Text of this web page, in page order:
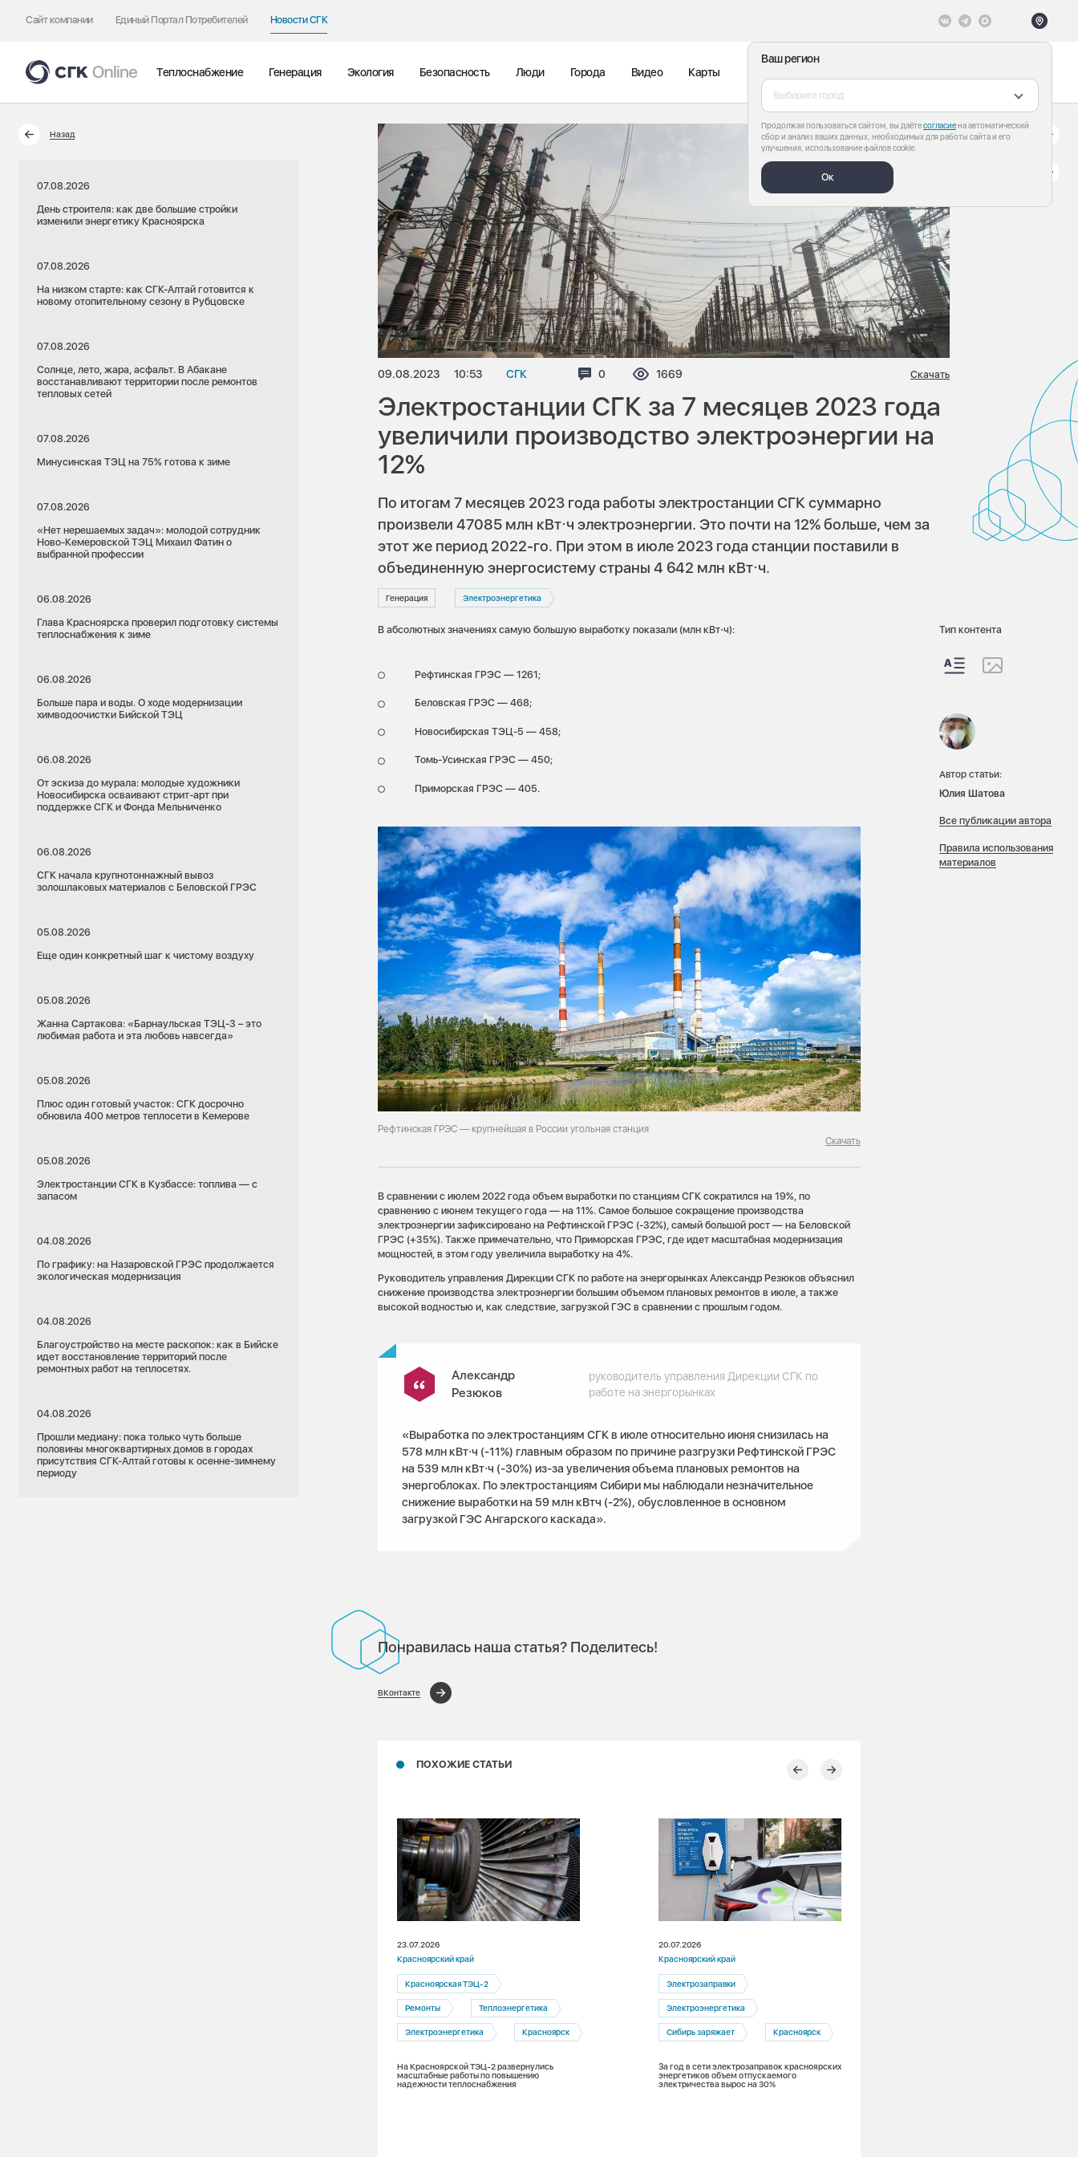
Сайт компании Единый Портал Потребителей Новости СГК
Ваш регион
Выберите город
Продолжая пользоваться сайтом, вы даётесогласиена автоматический
сбор и анализ ваших данных, необходимых для работы сайта и его
улучшения, использование файлов cookie.
Ок
Теплоснабжение Генерация Экология Безопасность Люди Города Видео Карты
Назад
07.08.2026
День строителя: как две большие стройки
изменили энергетику Красноярска
07.08.2026
На низком старте: как СГК-Алтай готовится к
новому отопительному сезону в Рубцовске
07.08.2026
Солнце, лето, жара, асфальт. В Абакане
восстанавливают территории после ремонтов
тепловых сетей
07.08.2026
Минусинская ТЭЦ на 75% готова к зиме
07.08.2026
«Нет нерешаемых задач»: молодой сотрудник
Ново-Кемеровской ТЭЦ Михаил Фатин о
выбранной профессии
06.08.2026
Глава Красноярска проверил подготовку системы
теплоснабжения к зиме
06.08.2026
Больше пара и воды. О ходе модернизации
химводоочистки Бийской ТЭЦ
06.08.2026
От эскиза до мурала: молодые художники
Новосибирска осваивают стрит-арт при
поддержке СГК и Фонда Мельниченко
06.08.2026
СГК начала крупнотоннажный вывоз
золошлаковых материалов с Беловской ГРЭС
05.08.2026
Еще один конкретный шаг к чистому воздуху
05.08.2026
Жанна Сартакова: «Барнаульская ТЭЦ-3 – это
любимая работа и эта любовь навсегда»
05.08.2026
Плюс один готовый участок: СГК досрочно
обновила 400 метров теплосети в Кемерове
05.08.2026
Электростанции СГК в Кузбассе: топлива — с
запасом
04.08.2026
По графику: на Назаровской ГРЭС продолжается
экологическая модернизация
04.08.2026
Благоустройство на месте раскопок: как в Бийске
идет восстановление территорий после
ремонтных работ на теплосетях.
04.08.2026
Прошли медиану: пока только чуть больше
половины многоквартирных домов в городах
присутствия СГК-Алтай готовы к осенне-зимнему
периоду
09.08.2023 10:53 СГК Комментариев:
0 Просмотров:
1669 Скачать
Электростанции СГК за 7 месяцев 2023 года
увеличили производство электроэнергии на
12%
По итогам 7 месяцев 2023 года работы электростанции СГК суммарно
произвели 47085 млн кВт⋅ч электроэнергии. Это почти на 12% больше, чем за
этот же период 2022-го. При этом в июле 2023 года станции поставили в
объединенную энергосистему страны 4 642 млн кВт⋅ч.
Генерация Электроэнергетика
В абсолютных значениях самую большую выработку показали (млн кВт⋅ч):
Рефтинская ГРЭС — 1261;
Беловская ГРЭС — 468;
Новосибирская ТЭЦ-5 — 458;
Томь-Усинская ГРЭС — 450;
Приморская ГРЭС — 405.
Рефтинская ГРЭС — крупнейшая в России угольная станция
Скачать
В сравнении с июлем 2022 года объем выработки по станциям СГК сократился на 19%, по
сравнению с июнем текущего года — на 11%. Самое большое сокращение производства
электроэнергии зафиксировано на Рефтинской ГРЭС (-32%), самый большой рост — на Беловской
ГРЭС (+35%). Также примечательно, что Приморская ГРЭС, где идет масштабная модернизация
мощностей, в этом году увеличила выработку на 4%.
Руководитель управления Дирекции СГК по работе на энергорынках Александр Резюков объяснил
снижение производства электроэнергии большим объемом плановых ремонтов в июле, а также
высокой водностью и, как следствие, загрузкой ГЭС в сравнении с прошлым годом.
Александр
Резюков
руководитель управления Дирекции СГК по
работе на энергорынках
«Выработка по электростанциям СГК в июле относительно июня снизилась на
578 млн кВт⋅ч (-11%) главным образом по причине разгрузки Рефтинской ГРЭС
на 539 млн кВт⋅ч (-30%) из-за увеличения объема плановых ремонтов на
энергоблоках. По электростанциям Сибири мы наблюдали незначительное
снижение выработки на 59 млн кВтч (-2%), обусловленное в основном
загрузкой ГЭС Ангарского каскада».
Понравилась наша статья? Поделитесь!
ВКонтакте
ПОХОЖИЕ СТАТЬИ
23.07.2026
Красноярский край
Красноярская ТЭЦ-2
Ремонты Теплоэнергетика
Электроэнергетика Красноярск
На Красноярской ТЭЦ-2 развернулись
масштабные работы по повышению
надежности теплоснабжения
20.07.2026
Красноярский край
Электрозаправки
Электроэнергетика
Сибирь заряжает Красноярск
За год в сети электрозаправок красноярских
энергетиков объем отпускаемого
электричества вырос на 30%
Тип контента
Автор статьи:
Юлия Шатова
Все публикации автора
Правила использования
материалов